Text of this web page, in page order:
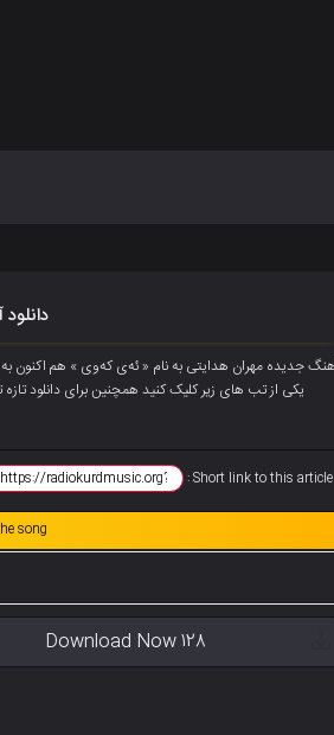
یکی از تب های زیر کلیک کنید همچنین برای دانلود
Short link to this article :
song
Download Now 128